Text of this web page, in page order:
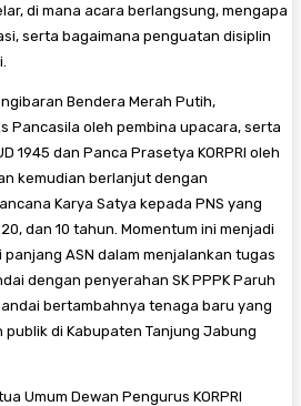
di mana acara berlangsung, mengapa
serta bagaimana penguatan disiplin
Bendera Merah Putih,
Pancasila oleh pembina upacara, serta
1945 dan Panca Prasetya KORPRI oleh
kemudian berlanjut dengan
Karya Satya kepada PNS yang
dan 10 tahun. Momentum ini menjadi
ASN dalam menjalankan tugas
dengan penyerahan SK PPPK Paruh
bertambahnya tenaga baru yang
di Kabupaten Tanjung Jabung
Umum Dewan Pengurus KORPRI